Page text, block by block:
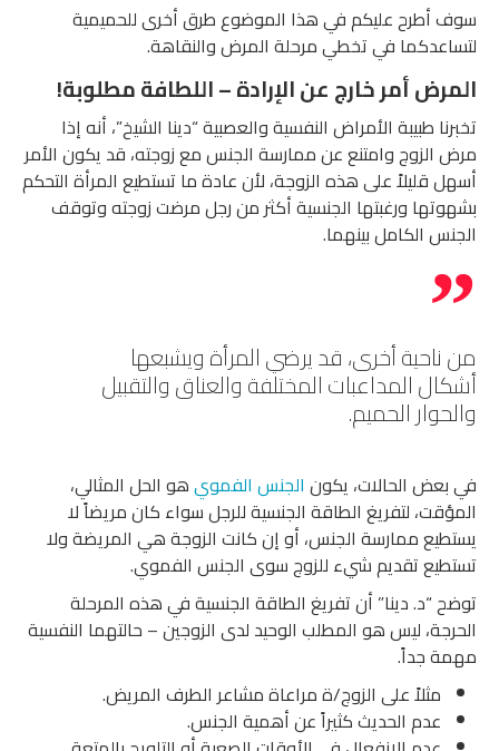
سوف أطرح عليكم في هذا الموضوع طرق أخرى للحميمية
لتساعدكما في تخطي مرحلة المرض والنقاهة.
المرض أمر خارج عن الإرادة – اللطافة مطلوبة!
تخبرنا طبيبة الأمراض النفسية والعصبية “دينا الشيخ”، أنه إذا
مرض الزوج وامتنع عن ممارسة الجنس مع زوجته، قد يكون الأمر
أسهل قليلاً على هذه الزوجة، لأن عادة ما تستطيع المرأة التحكم
بشهوتها ورغبتها الجنسية أكثر من رجل مرضت زوجته وتوقف
الجنس الكامل بينهما.
من ناحية أخرى، قد يرضي المرأة ويشبعها
أشكال المداعبات المختلفة والعناق والتقبيل
والحوار الحميم.
في بعض الحالات، يكون الجنس الفمويهو الحل المثالي،
المؤقت، لتفريغ الطاقة الجنسية للرجل سواء كان مريضاً لا
يستطيع ممارسة الجنس، أو إن كانت الزوجة هي المريضة ولا
تستطيع تقديم شيء للزوج سوى الجنس الفموي.
توضح “د. دينا” أن تفريغ الطاقة الجنسية في هذه المرحلة
الحرجة، ليس هو المطلب الوحيد لدى الزوجين – حالتهما النفسية
مهمة جداً.
مثلاً على الزوج/ة مراعاة مشاعر الطرف المريض.
عدم الحديث كثيراً عن أهمية الجنس.